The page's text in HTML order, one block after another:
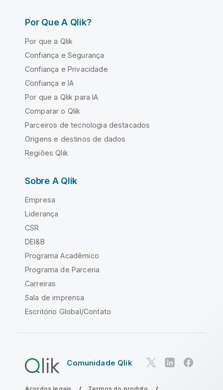
Por Que A Qlik?
Por que a Qlik
Confiança e Segurança
Confiança e Privacidade
Confiança e IA
Por que a Qlik para IA
Comparar o Qlik
Parceiros de tecnologia destacados
Origens e destinos de dados
Regiões Qlik
Sobre A Qlik
Empresa
Liderança
CSR
DEI&B
Programa Acadêmico
Programa de Parceria
Carreiras
Sala de imprensa
Escritório Global/Contato
Comunidade Qlik